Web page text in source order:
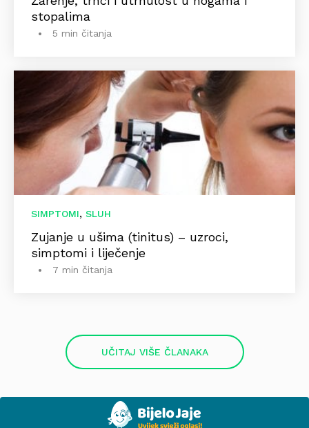
stopalima
5 min čitanja
SIMPTOMI, SLUH
Zujanje u ušima (tinitus) – uzroci,
simptomi i liječenje
7 min čitanja
UČITAJ VIŠE ČLANAKA